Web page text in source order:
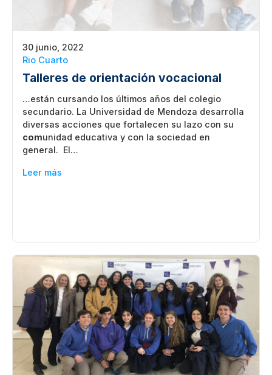
30 junio, 2022
Rio Cuarto
Talleres de orientación vocacional
…están cursando los últimos años del colegio
secundario. La Universidad de Mendoza desarrolla
diversas acciones que fortalecen su lazo con su
comunidad educativa y con la sociedad en
general. El…
Leer más